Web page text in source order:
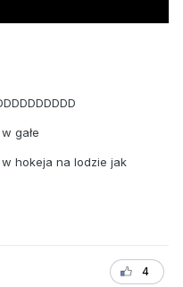
gałe
hokeja na lodzie jak
4